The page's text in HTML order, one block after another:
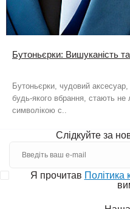
Бутоньєрки: Вишуканість
Бутоньєрки, чудовий
будь-якого вбрання, стають
символікою с..
Слідкуйте за
Я прочитав Політика